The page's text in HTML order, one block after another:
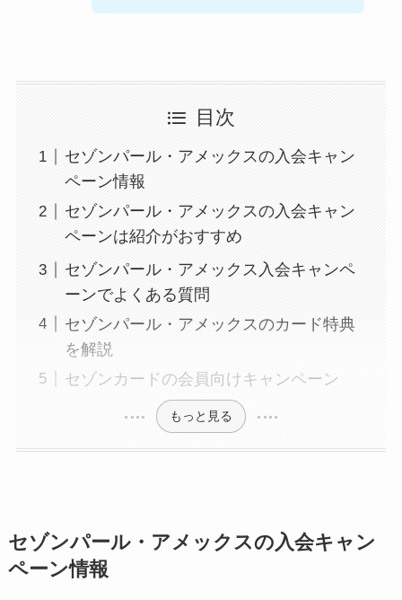
目次
セゾンパール・アメックスの入会キャン
ペーン情報
セゾンパール・アメックスの入会キャン
ペーンは紹介がおすすめ
セゾンパール・アメックス入会キャンペ
ーンでよくある質問
セゾンパール・アメックスのカード特典
を解説
セゾンカードの会員向けキャンペーン
もっと見る
セゾンパール・アメックスの入会キャン
ペーン情報